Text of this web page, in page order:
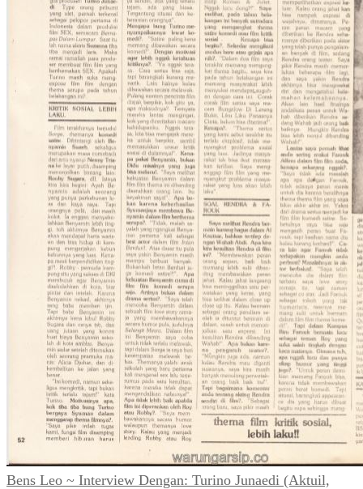
Bens Leo ~ Interview Dengan: Turino Junaedi (Aktuil,